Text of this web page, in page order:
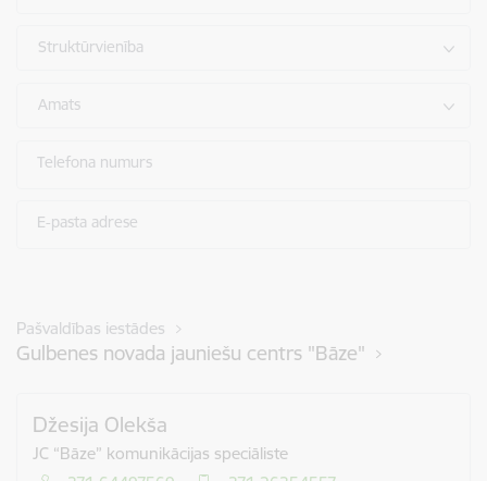
Struktūrvienība
Amats
Telefona numurs
E-pasta adrese
Pašvaldības iestādes
Gulbenes novada jauniešu centrs "Bāze"
Džesija Olekša
JC “Bāze” komunikācijas speciāliste